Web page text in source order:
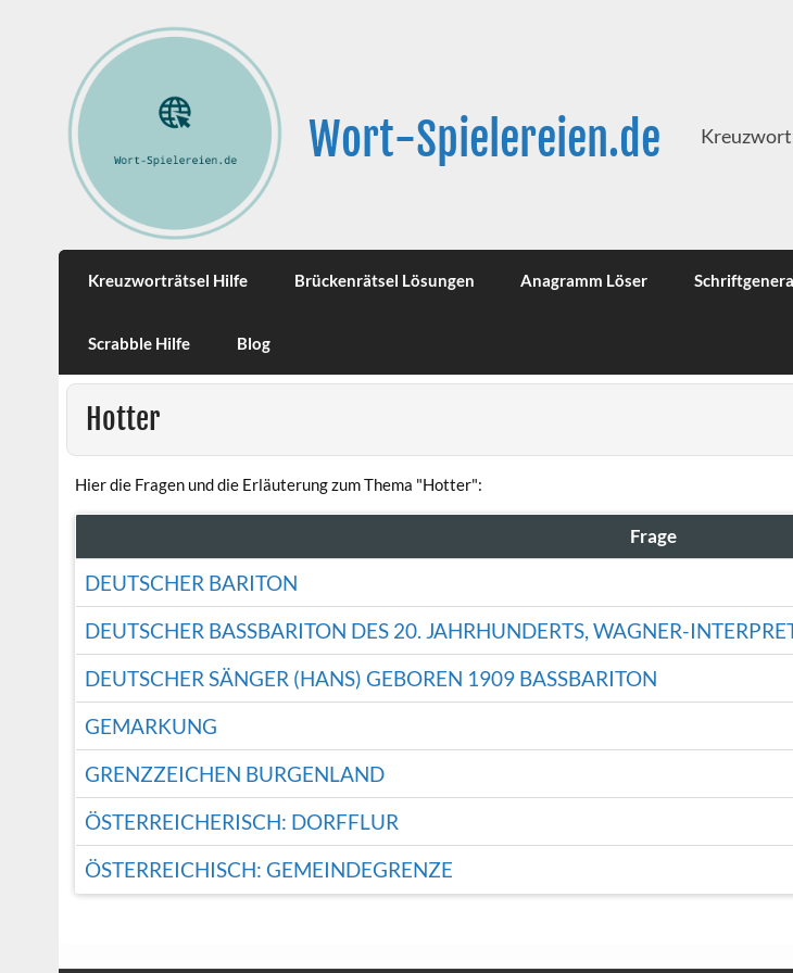
Wort-Spielereien.de
Kreuzworträtsel Hilfe Brückenrätsel Lösungen Anagramm Löser
Scrabble Hilfe Blog
Hotter
Hier die Fragen und die Erläuterung zum Thema "Hotter":
Frage
DEUTSCHER BARITON
DEUTSCHER BASSBARITON DES 20. JAHRHUNDERTS, WAGNER-
DEUTSCHER SÄNGER (HANS) GEBOREN 1909 BASSBARITON
GEMARKUNG
GRENZZEICHEN BURGENLAND
ÖSTERREICHERISCH: DORFFLUR
ÖSTERREICHISCH: GEMEINDEGRENZE